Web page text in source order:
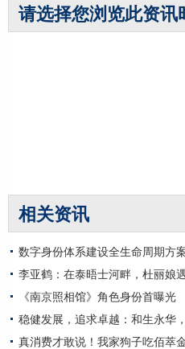
请选择您浏览此资讯
相关资讯
数字身份体系建设全生命周期方
李亚鹤：在泰晤士河畔，杜丽娘
《南京照相馆》角色身份首曝光
稳健发展，追求卓越：和生永华
真消费才敢说！我家狗子吃佰萃